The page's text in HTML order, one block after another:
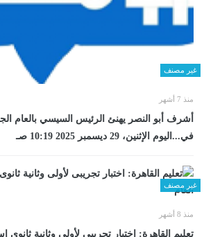
غير مصنف
منذ 7 أشهر
أشرف أبو النصر يهنئ الرئيس السيسي بالعام
في...اليوم الإثنين، 29 ديسمبر 2025 10:19 صـ
غير مصنف
منذ 8 أشهر
تعليم القاهرة: اختبار تجريبى لأولى وثانية